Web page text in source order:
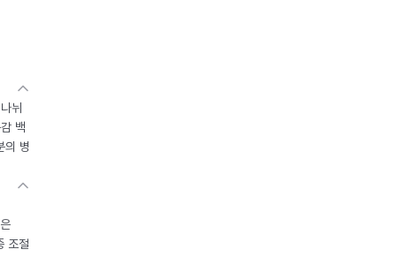
뉘
백
의 병
조절